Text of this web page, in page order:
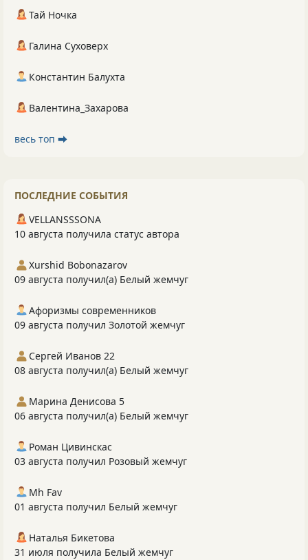
Тай Ночка
Галина Суховерх
Константин Балухта
Валентина_Захарова
весь топ ⮕
ПОСЛЕДНИЕ СОБЫТИЯ
VELLANSSSONA
10 августа получила статус автора
Xurshid Bobonazarov
09 августа получил(а) Белый жемчуг
Афоризмы современников
09 августа получил Золотой жемчуг
Сергей Иванов 22
08 августа получил(а) Белый жемчуг
Марина Денисова 5
06 августа получил(а) Белый жемчуг
Роман Цивинскас
03 августа получил Розовый жемчуг
Mh Fav
01 августа получил Белый жемчуг
Наталья Бикетова
31 июля получила Белый жемчуг